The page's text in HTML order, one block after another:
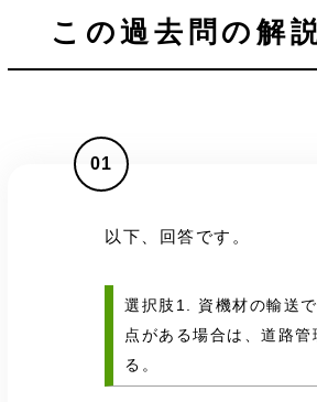
この過去問の解
01
以下、回答です。
選択肢1. 資機材の輸送
点がある場合は、道路
る。